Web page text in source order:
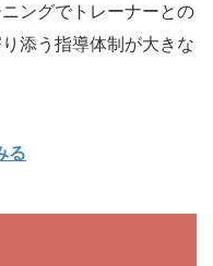
ングでトレーナーとの
添う指導体制が大きな
る